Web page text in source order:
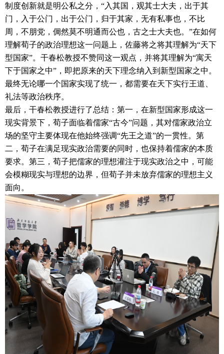
制度创新就是明公私之分，“入其国，观其士大夫，出于其
门，入于公门，出于公门，归于其家，无有私事也，不比
周，不朋党，倜然莫不明通而公也，古之士大夫也。”在如何
理解荀子的政治理想这一问题上，佐藤将之将其理解为“天下
型国家”。干春松教授不赞同这一观点，并将其理解为“寓天
下于国家之中”，即把原来的天下理念纳入到新型国家之中。
最终无论哪一个国家实现了统一，都需要在天下实行王道、
礼法等政治秩序。
最后，干春松教授进行了总结：第一，在新型国家形成这一
现实背景下，荀子面临着儒家“古今”问题，其对儒家政治立
场的坚守主要体现在他始终强调“先王之道”的一贯性。第
二，荀子在满足现实政治需要的同时，也保持着儒家的本质
要求。第三，荀子把儒家的理想灌注于现实政治之中，可能
会模糊现实与理想的边界，但荀子并未放弃儒家的理想主义
面向。